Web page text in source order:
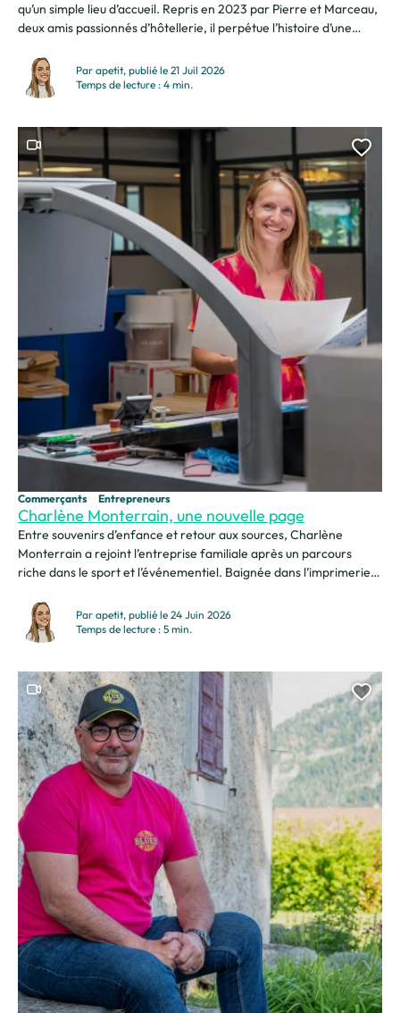
qu’un simple lieu d’accueil. Repris en 2023 par Pierre et Marceau,
deux amis passionnés d’hôtellerie, il perpétue l’histoire d’une
rencontres et de célébrations. Ils nous ouvrent les portes de leur
univers et nous...
Par apetit, publié le 21 Juil 2026
Temps de lecture : 4 min.
Charlène Monterrain, une nouvelle page
Commerçants Entrepreneurs
Entre souvenirs d’enfance et retour aux sources, Charlène
Monterrain a rejoint l’entreprise familiale après un parcours
riche dans le sport et l’événementiel. Baignée dans l’imprimerie
et sur la transmission progressive de son savoir-faire. Elle
partage ici sa vision d’une imprimerie de proximité...
Par apetit, publié le 24 Juin 2026
Temps de lecture : 5 min.
Ce contenu contient une vidéo
Ce contenu contient une vidéo